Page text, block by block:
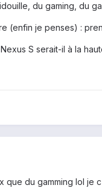
du gaming, du
(enfin je penses) :
S serait-il à la
que du gamming lol